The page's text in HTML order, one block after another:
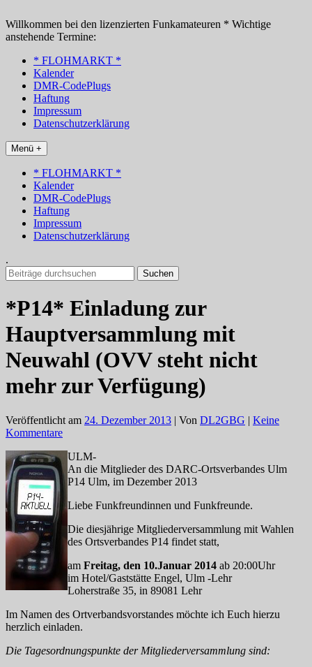
Inhalt
springen
Willkommen bei den lizenzierten Funkamateuren * Wichtige
anstehende Termine:
* FLOHMARKT *
Kalender
DMR-CodePlugs
Haftung
Impressum
Datenschutzerklärung
Menü +
* FLOHMARKT *
Kalender
DMR-CodePlugs
Haftung
Impressum
Datenschutzerklärung
.
Suchen
nach:
*P14* Einladung zur
Hauptversammlung mit
Neuwahl (OVV steht nicht
mehr zur Verfügung)
Veröffentlicht am 24. Dezember 2013 | Von DL2GBG | Keine
Kommentare
ULM-
An die Mitglieder des DARC-Ortsverbandes Ulm
P14 Ulm, im Dezember 2013
Liebe Funkfreundinnen und Funkfreunde.
Die diesjährige Mitgliederversammlung mit Wahlen
des Ortsverbandes P14 findet statt,
am Freitag, den 10.Januar 2014 ab 20:00Uhr
im Hotel/Gaststätte Engel, Ulm -Lehr
Loherstraße 35, in 89081 Lehr
Im Namen des Ortverbandsvorstandes möchte ich Euch hierzu
herzlich einladen.
Die Tagesordnungspunkte der Mitgliederversammlung sind: